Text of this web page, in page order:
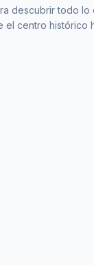
descubrir todo lo
el centro histórico